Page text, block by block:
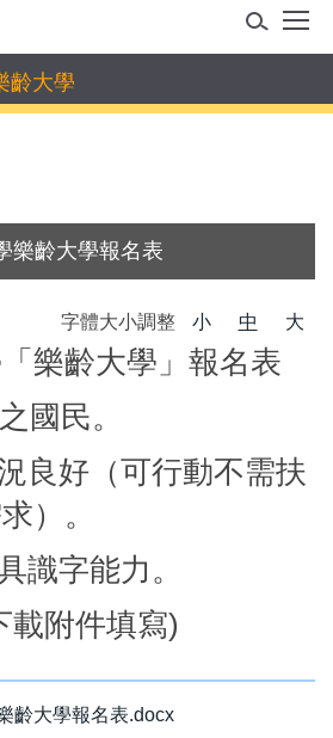
齡大學
樂齡大學報名表
字體大小調整 小 中 大
樂齡大學」報名表
國民。
良好（可行動不需扶
）。
識字能力。
載附件填寫)
齡大學報名表.docx